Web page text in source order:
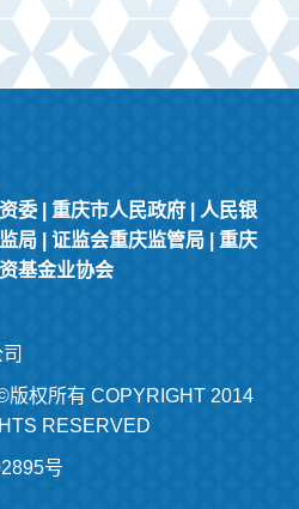
委| 重庆市人民政府
人民银
局 证监会重庆监管局
重庆
基金业协会
版权所有 COPYRIGHT 2014
RESERVED
号